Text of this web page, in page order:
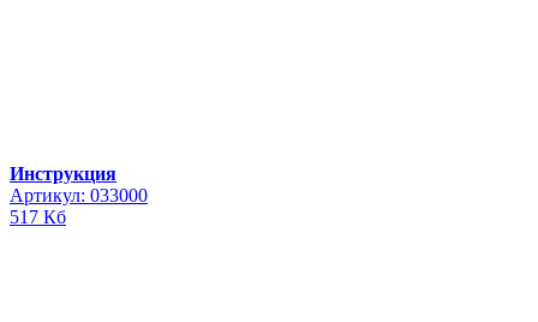
Инструкция
Артикул: 033000
517 Кб